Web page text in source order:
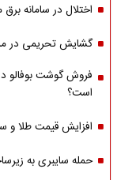
اختلال در سامانه
گشایش تحریمی در
فروش گوشت بوفالو
است؟
افزایش قیمت طلا و سکه امروز ۱۵ مرداد ۱۴۰۵ |
حمله سایبری به زیرساخت‌های